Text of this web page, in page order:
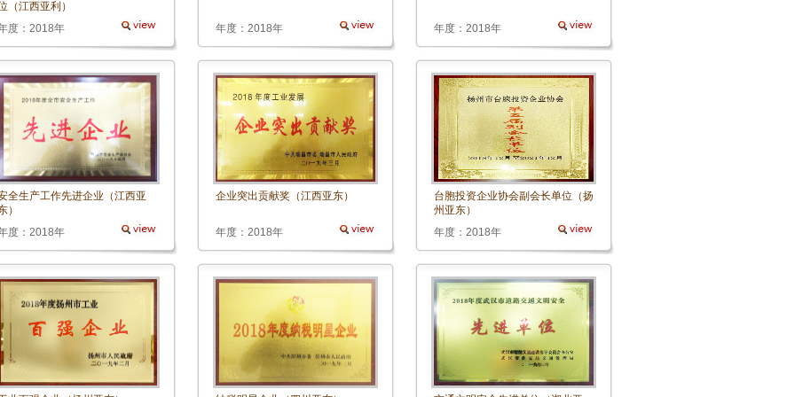
（江西亚利）
度：2018年
年度：2018年 年度：2018年
全生产工作先进企业（江西亚
）
度：2018年
企业突出贡献奖（江西亚东）
年度：2018年
台胞投资企业协会副会长单位（扬
州亚东）
年度：2018年